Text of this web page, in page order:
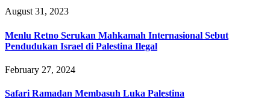
August 31, 2023
Menlu Retno Serukan Mahkamah Internasional Sebut
Pendudukan Israel di Palestina Ilegal
February 27, 2024
Safari Ramadan Membasuh Luka Palestina